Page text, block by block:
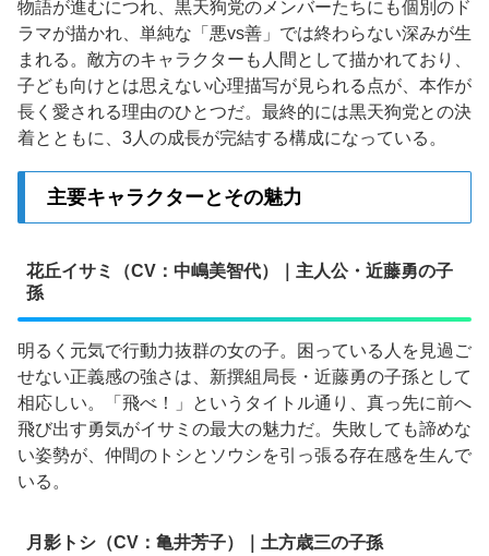
物語が進むにつれ、黒天狗党のメンバーたちにも個別のド
ラマが描かれ、単純な「悪vs善」では終わらない深みが生
まれる。敵方のキャラクターも人間として描かれており、
子ども向けとは思えない心理描写が見られる点が、本作が
長く愛される理由のひとつだ。最終的には黒天狗党との決
着とともに、3人の成長が完結する構成になっている。
主要キャラクターとその魅力
花丘イサミ（CV：中嶋美智代）｜主人公・近藤勇の子
孫
明るく元気で行動力抜群の女の子。困っている人を見過ご
せない正義感の強さは、新撰組局長・近藤勇の子孫として
相応しい。「飛べ！」というタイトル通り、真っ先に前へ
飛び出す勇気がイサミの最大の魅力だ。失敗しても諦めな
い姿勢が、仲間のトシとソウシを引っ張る存在感を生んで
いる。
月影トシ（CV：亀井芳子）｜土方歳三の子孫